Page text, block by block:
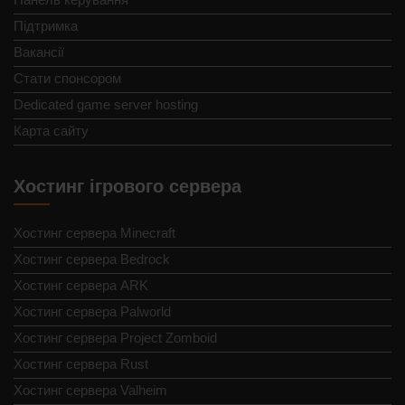
Підтримка
Вакансії
Стати спонсором
Dedicated game server hosting
Карта сайту
Хостинг ігрового сервера
Хостинг сервера Minecraft
Хостинг сервера Bedrock
Хостинг сервера ARK
Хостинг сервера Palworld
Хостинг сервера Project Zomboid
Хостинг сервера Rust
Хостинг сервера Valheim